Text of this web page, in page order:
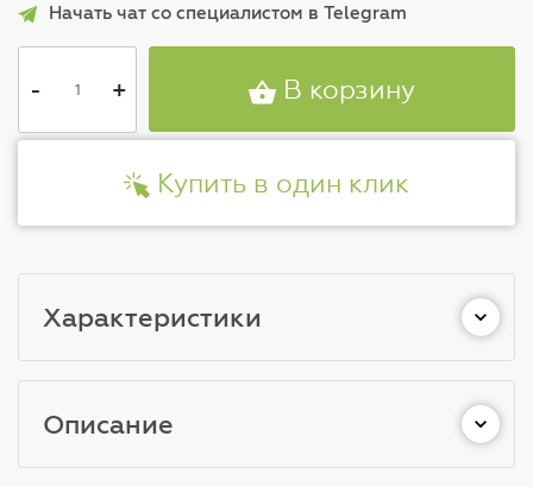
Начать чат со специалистом в Telegram
- + В корзину
Купить в один клик
Характеристики
Описание